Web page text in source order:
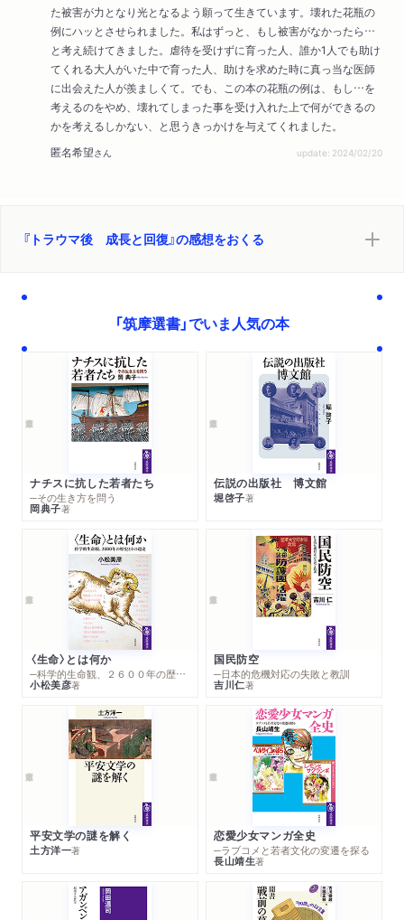
た被害が力となり光となるよう願って生きています。壊れた花瓶の
例にハッとさせられました。私はずっと、もし被害がなかったら…
と考え続けてきました。虐待を受けずに育った人、誰か1人でも助け
てくれる大人がいた中で育った人、助けを求めた時に真っ当な医師
に出会えた人が羨ましくて。でも、この本の花瓶の例は、もし…を
考えるのをやめ、壊れてしまった事を受け入れた上で何ができるの
かを考えるしかない、と思うきっかけを与えてくれました。
匿名希望さん update: 2024/02/20
『トラウマ後 成長と回復』の感想をおくる
「筑摩選書」でいま人気の本
ナチスに抗した若者たち
─その生き方を問う
岡典子著
伝説の出版社 博文館
堀啓子著
〈生命〉とは何か
─科学的生命観、２６００年の歴史とその超克
小松美彦著
国民防空
─日本的危機対応の失敗と教訓
吉川仁著
平安文学の謎を解く
土方洋一著
恋愛少女マンガ全史
─ラブコメと若者文化の変遷を探る
長山靖生著